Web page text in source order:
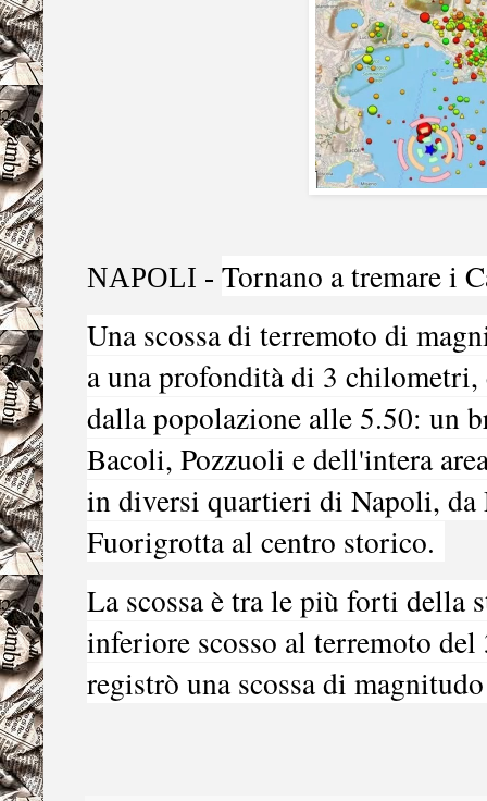
NAPOLI - Tornano a tremare i
Una scossa di terremoto di
a una profondità di 3
dalla popolazione alle 5.50: un
Bacoli, Pozzuoli e dell'intera
in diversi quartieri di Napoli, da
Fuorigrotta al centro storico.
La scossa è tra le più forti della
inferiore scosso al terremoto
registrò una scossa di